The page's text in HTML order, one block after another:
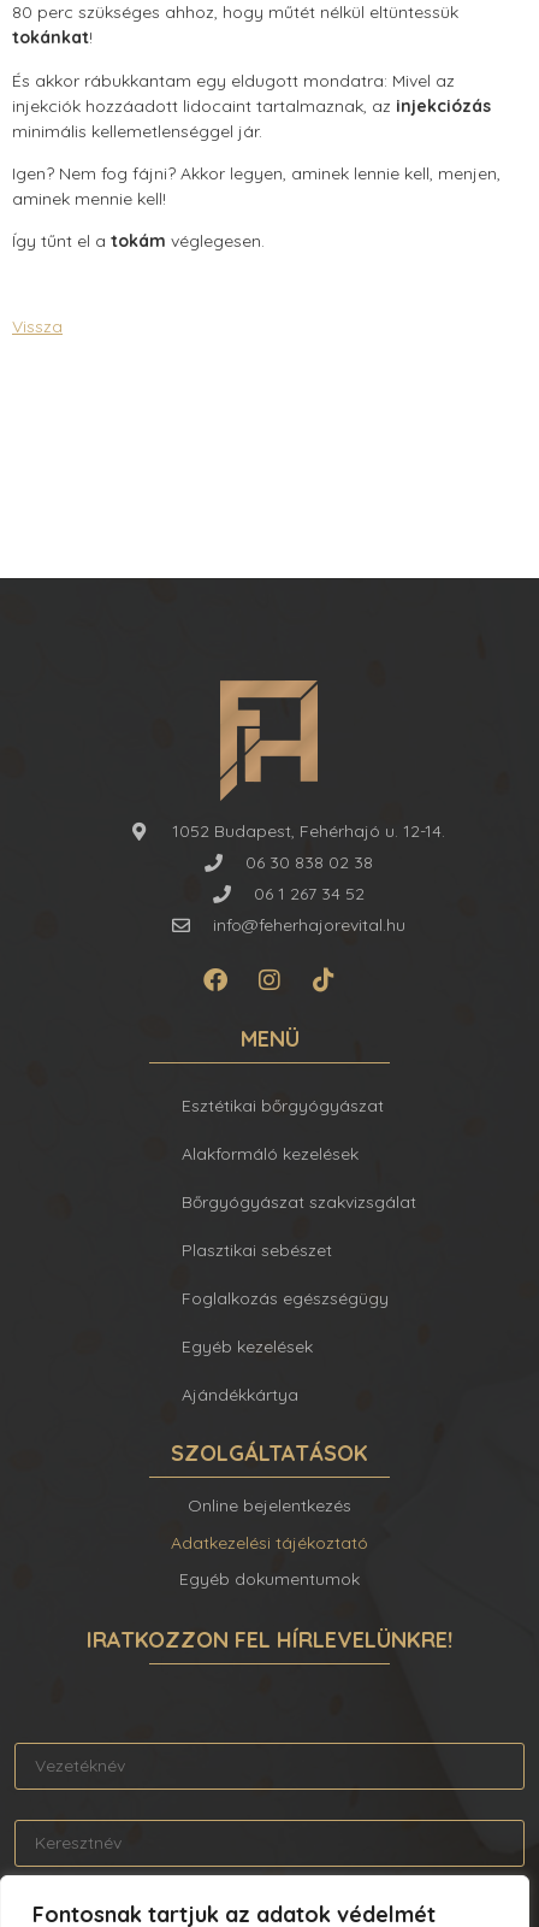
Fontosnak tartjuk az adatok védelmét
80 perc szükséges ahhoz, hogy műtét nélkül eltüntessük
tokánkat!
És akkor rábukkantam egy eldugott mondatra: Mivel az
injekciók hozzáadott lidocaint tartalmaznak, az injekciózás
minimális kellemetlenséggel jár.
Igen? Nem fog fájni? Akkor legyen, aminek lennie kell, menjen,
aminek mennie kell!
Így tűnt el a tokám véglegesen.
Vissza
1052 Budapest, Fehérhajó u. 12-14.
06 30 838 02 38
06 1 267 34 52
info@feherhajorevital.hu
MENÜ
Esztétikai bőrgyógyászat
Alakformáló kezelések
Bőrgyógyászat szakvizsgálat
Plasztikai sebészet
Foglalkozás egészségügy
Egyéb kezelések
Ajándékkártya
SZOLGÁLTATÁSOK
Online bejelentkezés
Adatkezelési tájékoztató
Egyéb dokumentumok
IRATKOZZON FEL HÍRLEVELÜNKRE!